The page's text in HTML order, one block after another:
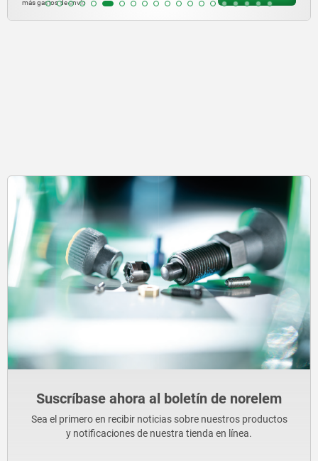
más gastos de envío
Suscríbase ahora al boletín de norelem
Sea el primero en recibir noticias sobre nuestros productos
y notificaciones de nuestra tienda en línea.